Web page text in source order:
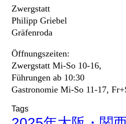
Zwergstatt
Philipp Griebel
Gräfenroda
Öffnungszeiten:
Zwergstatt Mi-So 10-16,
Führungen ab 10:30
Gastronomie Mi-So 11-17,
Tags